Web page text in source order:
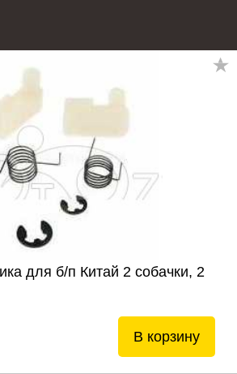
для б/п Китай 2 собачки, 2
В корзину